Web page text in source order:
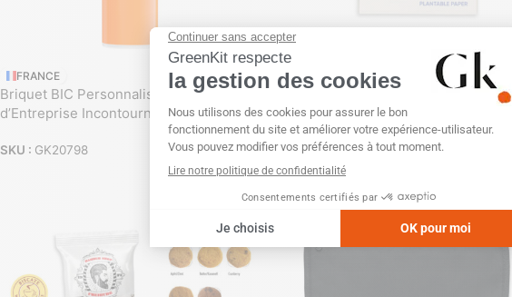
FRANCE
Briquet BIC Personnalisé : Votre Cadeau
d’Entreprise Incontournable
SKU : GK20798
EUROPE
Carte carrée en papier ensemencé
personnalisable
SKU :GK20092